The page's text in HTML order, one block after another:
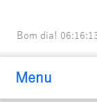
Bom dia!
Menu